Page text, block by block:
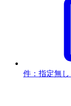
件：指定無し